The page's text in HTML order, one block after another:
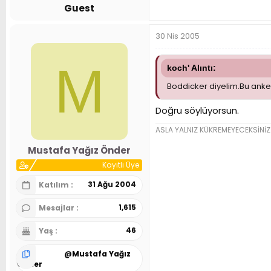
Guest
M
Mustafa Yağız Önder
Kayıtlı Üye
Katılım
31 Ağu 2004
Mesajlar 1,615
Yaş 46
@Mustafa Yağız
Önder
30 Nis 2005
koch' Alıntı:
Boddicker diyelim.Bu
Doğru söylüyorsun.
ASLA YALNIZ KÜKREMEYECEKSİNİZ.